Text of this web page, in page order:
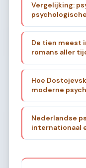
Vergelijking:
De tien meest
romans aller
Hoe
moderne
Nederlandse
internationaal